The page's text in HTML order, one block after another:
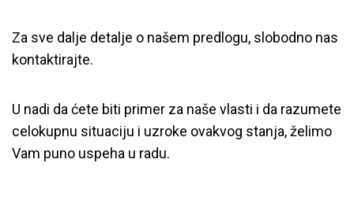
Za sve dalje detalje o našem predlogu, slobodno nas
kontaktirajte.
U nadi da ćete biti primer za naše vlasti i da razumete
celokupnu situaciju i uzroke ovakvog stanja, želimo
Vam puno uspeha u radu.